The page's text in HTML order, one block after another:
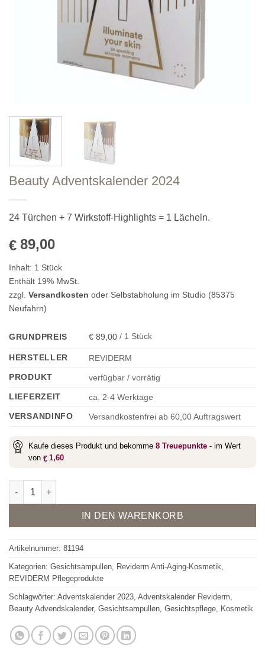
Beauty Adventskalender 2024
24 Türchen + 7 Wirkstoff-Highlights = 1 Lächeln.
€ 89,00
Inhalt: 1 Stück
Enthält 19% MwSt.
zzgl. Versandkosten oder Selbstabholung im Studio (85375
Neufahrn)
GRUNDPREIS € 89,00 / 1 Stück
HERSTELLER
REVIDERM
PRODUKT
verfügbar / vorrätig
LIEFERZEIT
ca. 2-4 Werktage
VERSANDINFO
Versandkostenfrei ab 60,00 Auftragswert
Kaufe dieses Produkt und bekomme 8 Treuepunkte - im Wert
von € 1,60
Beauty Adventskalender 2024 Menge
IN DEN WARENKORB
Alternative:
Artikelnummer: 81194
Kategorien: Gesichtsampullen, Reviderm Anti-Aging-Kosmetik,
REVIDERM Pflegeprodukte
Schlagwörter: Adventskalender 2023, Adventskalender Reviderm,
Beauty Advendskalender, Gesichtsampullen, Gesichtspflege, Kosmetik